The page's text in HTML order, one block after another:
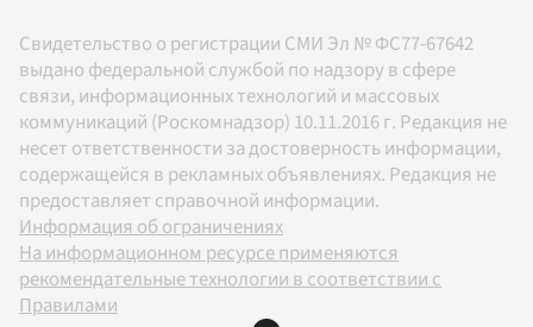
Свидетельство о регистрации СМИ Эл № ФС77-67642
выдано федеральной службой по надзору в сфере
связи, информационных технологий и массовых
коммуникаций (Роскомнадзор) 10.11.2016 г. Редакция не
несет ответственности за достоверность информации,
содержащейся в рекламных объявлениях. Редакция не
предоставляет справочной информации.
Информация об ограничениях
На информационном ресурсе применяются
рекомендательные технологии в соответствии с
Правилами